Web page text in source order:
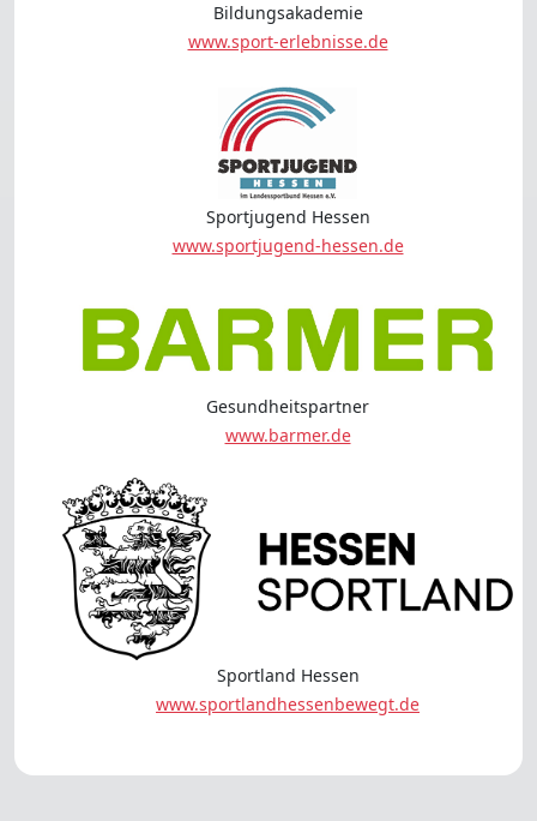
Bildungsakademie
www.sport-erlebnisse.de
Sportjugend Hessen
www.sportjugend-hessen.de
Gesundheitspartner
www.barmer.de
Sportland Hessen
www.sportlandhessenbewegt.de